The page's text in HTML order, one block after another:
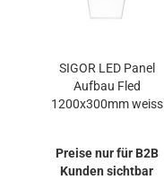
SIGOR LED Panel
Aufbau Fled
1200x300mm weiss
Preise nur für B2B
Kunden sichtbar